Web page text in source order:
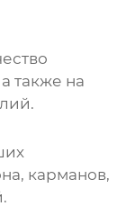
также на
карманов,